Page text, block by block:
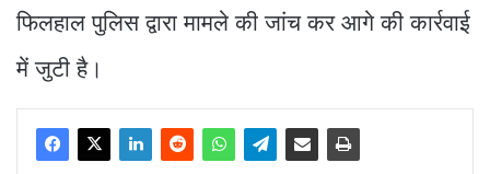
फिलहाल पुलिस द्वारा मामले की जांच कर आगे की कार्रवाई
में जुटी है।